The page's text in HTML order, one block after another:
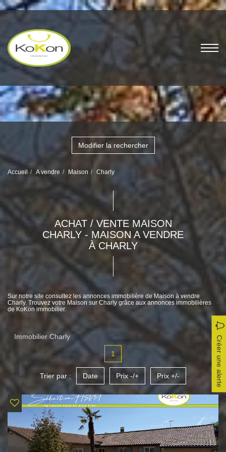
Modifier la rechercher
Accueil A vendre Maison Charly
ACHAT / VENTE MAISON
CHARLY - MAISON A VENDRE
À CHARLY
Sur notre site consultez les annonces immobilière de Maison à vendre
Charly. Trouvez votre Maison sur Charly grâce aux annonces immobilières
de KoKon immobilier.
Immobilier Charly Créer une alerte
1
Trier par : Date Prix -/+ Prix +/-